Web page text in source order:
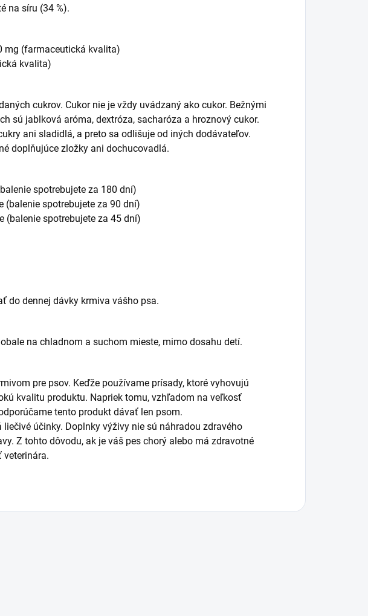
na síru (34 %).
mg (farmaceutická kvalita)
kvalita)
cukrov. Cukor nie je vždy uvádzaný ako cukor. Bežnými
sú jablková aróma, dextróza, sacharóza a hroznový cukor.
ani sladidlá, a preto sa odlišuje od iných dodávateľov.
doplňujúce zložky ani dochucovadlá.
spotrebujete za 180 dní)
(balenie spotrebujete za 90 dní)
(balenie spotrebujete za 45 dní)
do dennej dávky krmiva vášho psa.
na chladnom a suchom mieste, mimo dosahu detí.
pre psov. Keďže používame prísady, ktoré vyhovujú
kvalitu produktu. Napriek tomu, vzhľadom na veľkosť
tento produkt dávať len psom.
účinky. Doplnky výživy nie sú náhradou zdravého
Z tohto dôvodu, ak je váš pes chorý alebo má zdravotné